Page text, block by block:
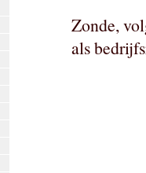
Zonde,
als